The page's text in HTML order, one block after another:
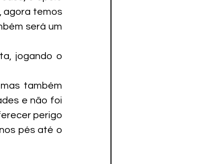
agora temos
será um
jogando o
também
e não foi
perigo
pés até o